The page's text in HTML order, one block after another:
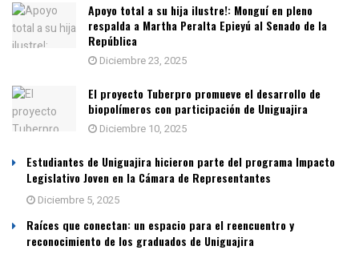
Apoyo total a su hija ilustre!: Monguí en pleno
respalda a Martha Peralta Epieyú al Senado de la
República
Diciembre 23, 2025
El proyecto Tuberpro promueve el desarrollo de
biopolímeros con participación de Uniguajira
Diciembre 10, 2025
Estudiantes de Uniguajira hicieron parte del programa Impacto
Legislativo Joven en la Cámara de Representantes
Diciembre 5, 2025
Raíces que conectan: un espacio para el reencuentro y
reconocimiento de los graduados de Uniguajira